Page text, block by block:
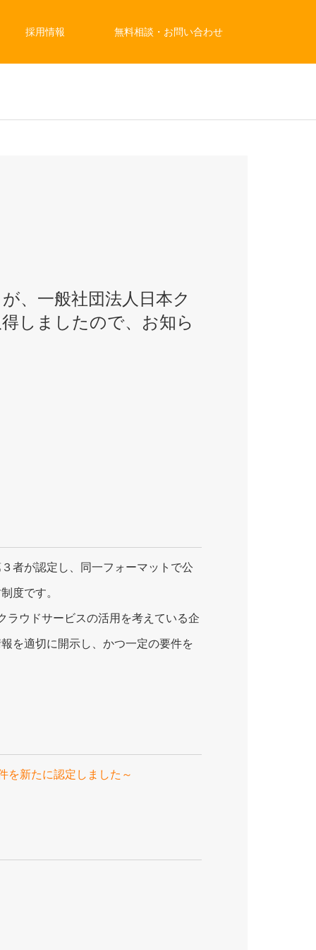
採用情報 無料相談・お問い合わせ
、一般社団法人日本ク
しましたので、お知ら
者が認定し、同一フォーマットで公
度です。
ラウドサービスの活用を考えている企
を適切に開示し、かつ一定の要件を
を新たに認定しました～